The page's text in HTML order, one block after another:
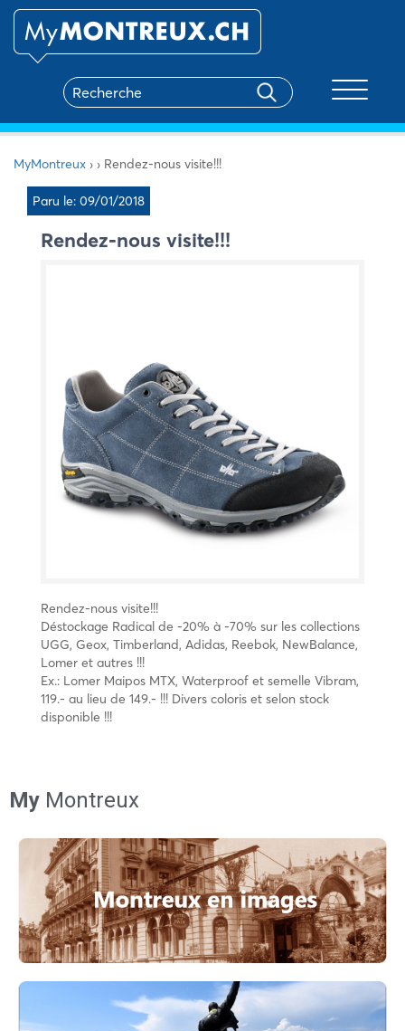
MyMontreux › › Rendez-nous visite!!!
Paru le: 09/01/2018
Rendez-nous visite!!!
Rendez-nous visite!!!
Déstockage Radical de -20% à -70% sur les collections
UGG, Geox, Timberland, Adidas, Reebok, NewBalance,
Lomer et autres !!!
Ex.: Lomer Maipos MTX, Waterproof et semelle Vibram,
119.- au lieu de 149.- !!! Divers coloris et selon stock
disponible !!!
My Montreux